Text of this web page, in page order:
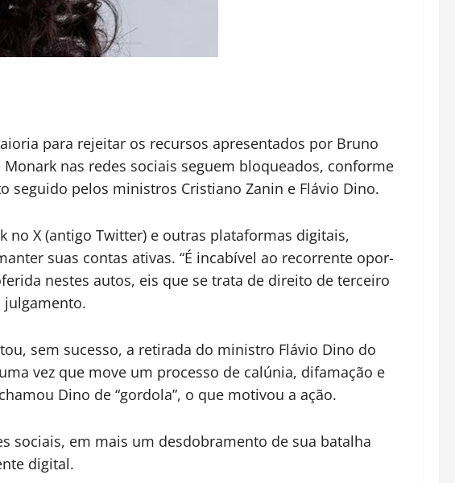
para rejeitar os recursos apresentados por Bruno
nas redes sociais seguem bloqueados, conforme
seguido pelos ministros Cristiano Zanin e Flávio Dino.
no X (antigo Twitter) e outras plataformas digitais,
suas contas ativas. “É incabível ao recorrente opor-
nestes autos, eis que se trata de direito de terceiro
julgamento.
sem sucesso, a retirada do ministro Flávio Dino do
vez que move um processo de calúnia, difamação e
Dino de “gordola”, o que motivou a ação.
sociais, em mais um desdobramento de sua batalha
digital.